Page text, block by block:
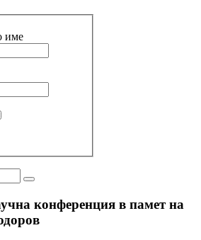
име
конференция в памет на